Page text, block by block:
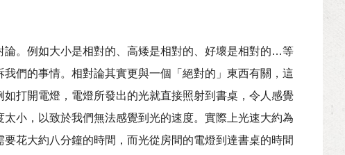
。例如大小是相對的、高矮是相對的、好壞是相對的…等
們的事情。相對論其實更與一個「絕對的」東西有關，這
打開電燈，電燈所發出的光就直接照射到書桌，令人感覺
小，以致於我們無法感覺到光的速度。實際上光速大約為
花大約八分鐘的時間，而光從房間的電燈到達書桌的時間